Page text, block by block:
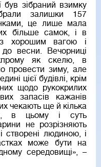
був зібраний взимку
залишки 157
це лише мала
більше самок, і в
хорошим вагою і
весни. Вечорниці
як скелю, в
провести зиму, але
цієї будівлі, крім
щодо рукокрилих
запасів кажанів
чекають ще й кілька
в цьому і суть
не розрізняють
створені людиною, і
може бути на
середовищі», –